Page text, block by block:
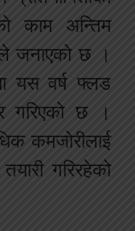
काम अन्तिम
जनाएको छ ।
यस वर्ष फ्लड
गरिएको छ ।
कमजोरीलाई
गरिरहेको